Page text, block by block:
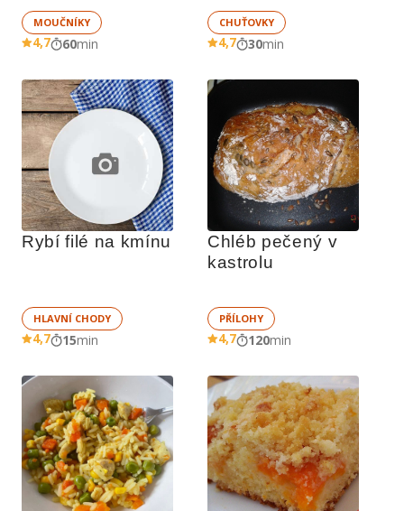
MOUČNÍKY
4,7 60min
CHUŤOVKY
4,7 30min
Rybí filé na kmínu
HLAVNÍ CHODY
4,7 15min
Chléb pečený v
kastrolu
PŘÍLOHY
4,7 120min